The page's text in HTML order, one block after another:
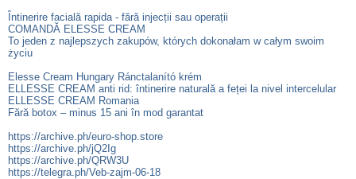
Întinerire facială rapida - fără injecții sau operații
COMANDĂ ELESSE CREAM
To jeden z najlepszych zakupów, których dokonałam w całym swoim
życiu
Elesse Cream Hungary Ránctalanító krém
ELLESSE CREAM anti rid: întinerire naturală a feței la nivel intercelular
ELLESSE CREAM Romania
Fără botox – minus 15 ani în mod garantat
https://archive.ph/euro-shop.store
https://archive.ph/jQ2Ig
https://archive.ph/QRW3U
https://telegra.ph/Veb-zajm-06-18